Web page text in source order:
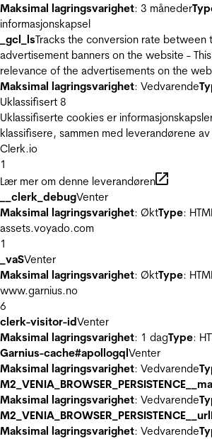
Maksimal lagringsvarighet: 3 måneder
informasjonskapsel
_gcl_lsTracks the conversion rate between
advertisement banners on the website -
relevance of the advertisements on the
Maksimal lagringsvarighet: Vedvarende
Uklassifisert 8
Uklassifiserte cookies er
klassifisere, sammen med leverandørene
Clerk.io
1
Lær mer om denne leverandøren
__clerk_debugVenter
Maksimal lagringsvarighet: ØktType:
assets.voyado.com
1
_vaSVenter
Maksimal lagringsvarighet: ØktType:
www.garnius.no
6
clerk-visitor-idVenter
Maksimal lagringsvarighet: 1 dagType:
Garnius-cache#apollogqlVenter
Maksimal lagringsvarighet: Vedvarende
Maksimal lagringsvarighet: Vedvarende
Maksimal lagringsvarighet: Vedvarende